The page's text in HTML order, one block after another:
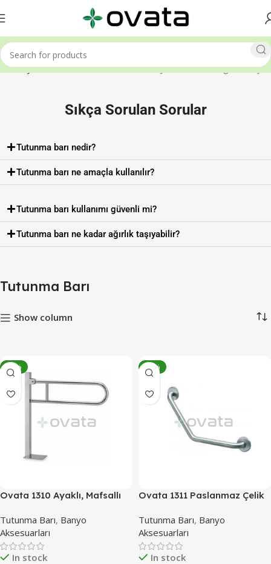
Ana Sayfa Tutunma Barı 16 sonuçtan 1-12 arası gösteriliyor
Sıkça Sorulan Sorular
Tutunma barı nedir?
Tutunma barı ne amaçla kullanılır?
Tutunma barı kullanımı güvenli mi?
Tutunma barı ne kadar ağırlık taşıyabilir?
Tutunma Barı
Show column
-10%
Ovata 1310 Ayaklı, Mafsallı
Çelik
Tutunma Barı, Banyo
Aksesuarları
In stock
-19%
Ovata 1311 Paslanmaz Çelik
Tutunma Barı, Banyo
Aksesuarları
In stock